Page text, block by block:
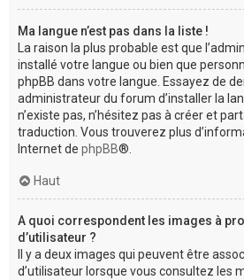
Ma langue n’est pas dans la liste !
La raison la plus probable est que
installé votre langue ou bien que
phpBB dans votre langue. Essayez de
administrateur du forum d’installer la
n’existe pas, n’hésitez pas à créer et
traduction. Vous trouverez plus
Internet de phpBB®.
Haut
A quoi correspondent les images à
d’utilisateur ?
Il y a deux images qui peuvent être
d’utilisateur lorsque vous consultez les